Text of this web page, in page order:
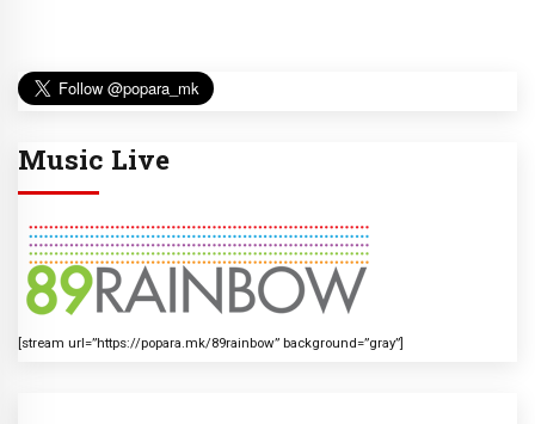
Music Live
[stream url=”https://popara.mk/89rainbow” background=”gray”]